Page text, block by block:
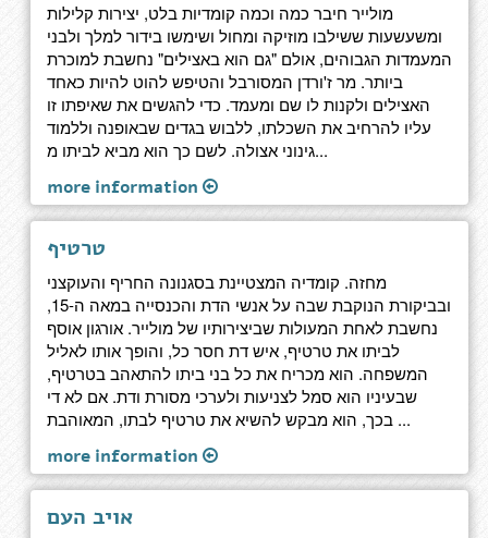
מולייר חיבר כמה וכמה קומדיות בלט, יצירות קלילות
ומשעשעות ששילבו מוזיקה ומחול ושימשו בידור למלך ולבני
המעמדות הגבוהים, אולם "גם הוא באצילים" נחשבת למוכרת
ביותר. מר ז'ורדן המסורבל והטיפש להוט להיות כאחד
האצילים ולקנות לו שם ומעמד. כדי להגשים את שאיפתו זו
עליו להרחיב את השכלתו, ללבוש בגדים שבאופנה וללמוד
גינוני אצולה. לשם כך הוא מביא לביתו מ...
more information
טרטיף
מחזה. קומדיה המצטיינת בסגנונה החריף והעוקצני
ובביקורת הנוקבת שבה על אנשי הדת והכנסייה במאה ה-15,
נחשבת לאחת המעולות שביצירותיו של מולייר. אורגון אוסף
לביתו את טרטיף, איש דת חסר כל, והופך אותו לאליל
המשפחה. הוא מכריח את כל בני ביתו להתאהב בטרטיף,
שבעיניו הוא סמל לצניעות ולערכי מסורת ודת. אם לא די
בכך, הוא מבקש להשיא את טרטיף לבתו, המאוהבת ...
more information
אויב העם